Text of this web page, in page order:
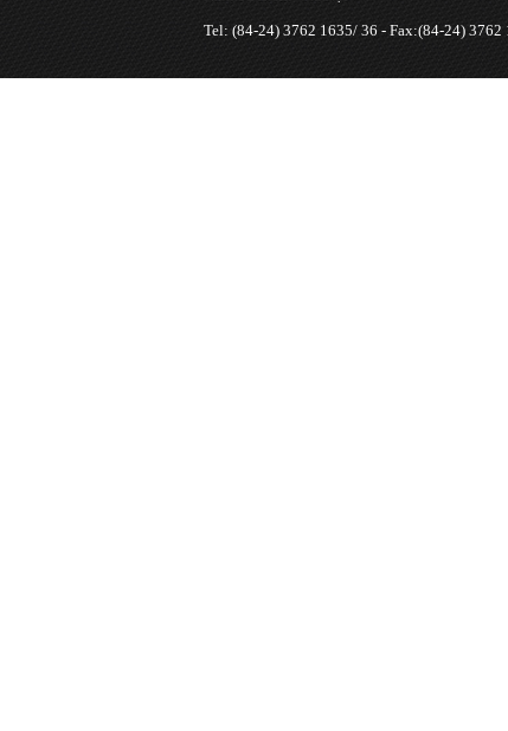
Tel: (84-24) 3762 1635/ 36 - Fax:(84-24) 3762